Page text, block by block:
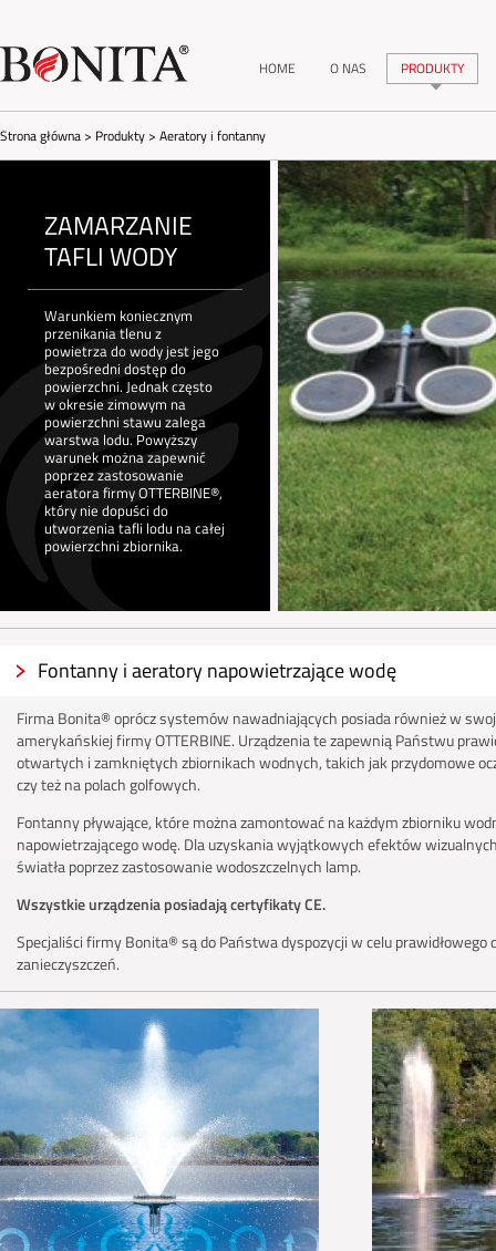
HOME O NAS PRODUKTY
Strona główna > Produkty > Aeratory i fontanny
ZAMARZANIE
TAFLI WODY
Warunkiem koniecznym
przenikania tlenu z
powietrza do wody jest jego
bezpośredni dostęp do
powierzchni. Jednak często
w okresie zimowym na
powierzchni stawu zalega
warstwa lodu. Powyższy
warunek można zapewnić
poprzez zastosowanie
aeratora firmy OTTERBINE®,
który nie dopuści do
utworzenia tafli lodu na całej
powierzchni zbiornika.
Fontanny i aeratory napowietrzające wodę
Firma Bonita® oprócz systemów nawadniających posiada również w
amerykańskiej firmy OTTERBINE. Urządzenia te zapewnią Państwu
otwartych i zamkniętych zbiornikach wodnych, takich jak przydomowe
czy też na polach golfowych.
Fontanny pływające, które można zamontować na każdym zbiorniku
napowietrzającego wodę. Dla uzyskania wyjątkowych efektów
światła poprzez zastosowanie wodoszczelnych lamp.
Wszystkie urządzenia posiadają certyfikaty CE.
Specjaliści firmy Bonita® są do Państwa dyspozycji w celu prawidłowego
zanieczyszczeń.